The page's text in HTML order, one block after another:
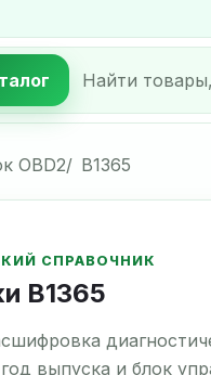
OBD2 B1365
СПРАВОЧНИК
B1365
выпуска и блок